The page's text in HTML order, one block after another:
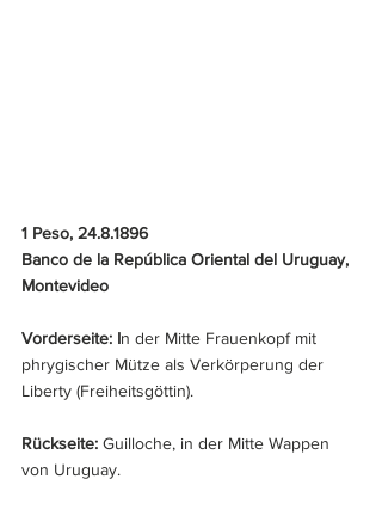
1 Peso, 24.8.1896
Banco de la República Oriental del Uruguay,
Montevideo
Vorderseite: In der Mitte Frauenkopf mit
phrygischer Mütze als Verkörperung der
Liberty (Freiheitsgöttin).
Rückseite: Guilloche, in der Mitte Wappen
von Uruguay.